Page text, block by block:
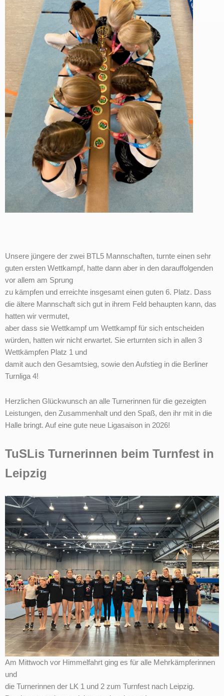
Unsere jüngere der zwei BTL5 Mannschaften, turnte einen sehr
guten ersten Wettkampf, hatte dann aber in den darauffolgenden
vor allem am Sprung
zu kämpfen und erreichte insgesamt einen guten 6. Platz. Dass
die ältere Mannschaft sich gut in ihrem Feld behaupten kann, das
hatten wir vermutet,
aber dass sie Wettkampf um Wettkampf für sich entscheiden
würden, hatten wir nicht erwartet. Sie erturnten sich in allen 3
Wettkämpfen Platz 1 und
damit auch den Gesamtsieg, sowie den Aufstieg in die Berliner
Turnliga 4!
Herzlichen Glückwunsch an alle Turnerinnen für die gezeigten
Leistungen, den Zusammenhalt und den Spaß, den ihr mit in die
Halle bringt. Auf eine gute neue Ligasaison in 2026!
TuSLis Turnerinnen beim Turnfest in
Leipzig
Am Mittwoch vor Himmelfahrt ging es für alle Mehrkämpferinnen
und
die Turnerinnen der LK 1 und 2 zum Turnfest nach Leipzig.